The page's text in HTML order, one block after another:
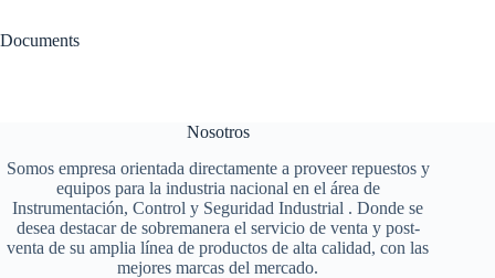
Documents
Nosotros
Somos empresa orientada directamente a proveer repuestos y
equipos para la industria nacional en el área de
Instrumentación, Control y Seguridad Industrial . Donde se
desea destacar de sobremanera el servicio de venta y post-
venta de su amplia línea de productos de alta calidad, con las
mejores marcas del mercado.